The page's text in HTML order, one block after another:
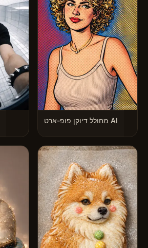
מחולל דיוקן פופ-ארט AI